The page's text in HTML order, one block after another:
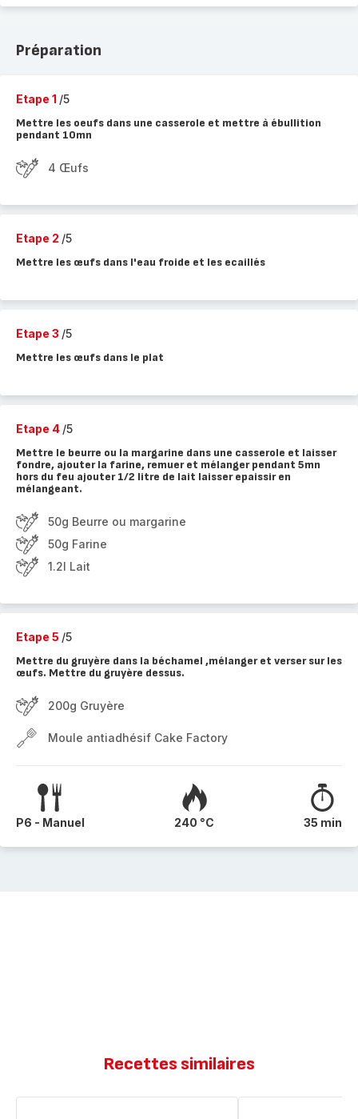
Préparation
Etape 1 /5
Mettre les oeufs dans une casserole et mettre à ébullition
pendant 10mn
4 Œufs
Etape 2 /5
Mettre les œufs dans l'eau froide et les ecaillés
Etape 3 /5
Mettre les œufs dans le plat
Etape 4 /5
Mettre le beurre ou la margarine dans une casserole et laisser
fondre, ajouter la farine, remuer et mélanger pendant 5mn
hors du feu ajouter 1/2 litre de lait laisser epaissir en
mélangeant.
50g Beurre ou margarine
50g Farine
1.2l Lait
Etape 5 /5
Mettre du gruyère dans la béchamel ,mélanger et verser sur les
œufs. Mettre du gruyère dessus.
200g Gruyère
Moule antiadhésif Cake Factory
P6 - Manuel 240 °C 35 min
Recettes similaires